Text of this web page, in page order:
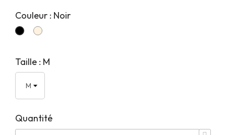
Couleur : Noir
Noir SABLE
Taille : M
Quantité